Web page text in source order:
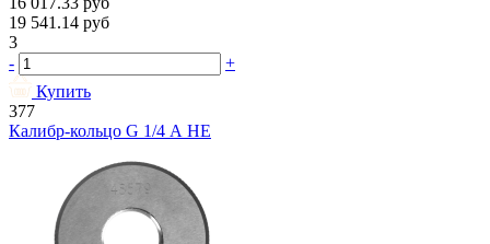
19 541.14 руб
3
-
+
Купить
377
Калибр-кольцо G 1/4 А НЕ